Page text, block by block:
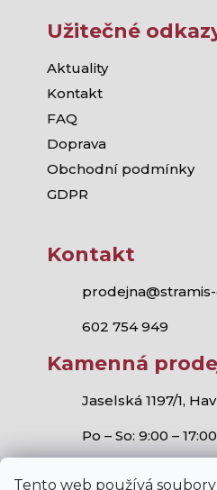
Tento web používá
Užitečné
Aktuality
Kontakt
FAQ
Doprava
Obchodní podmínky
GDPR
Kontakt
602 754 949
Kamenná
Jaselská 1197/1,
Po – So: 9:00 – 17:00